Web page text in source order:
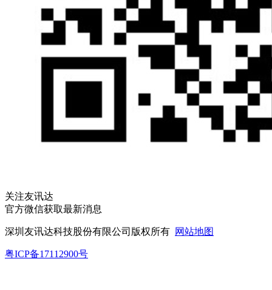
关注友讯达
官方微信获取最新消息
深圳友讯达科技股份有限公司版权所有 网站地图
粤ICP备17112900号